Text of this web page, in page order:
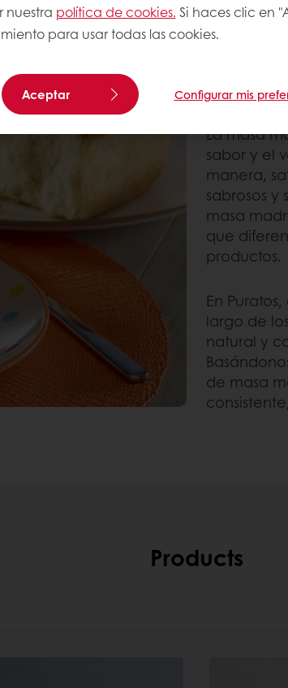
MADRE?
La masa
sabor y el
manera,
sabrosos
masa
que
productos.
En
largo de
natural y
de masa
Products
nuestra política de cookies. Si haces clic en
para usar todas las cookies.
Aceptar Configurar mis